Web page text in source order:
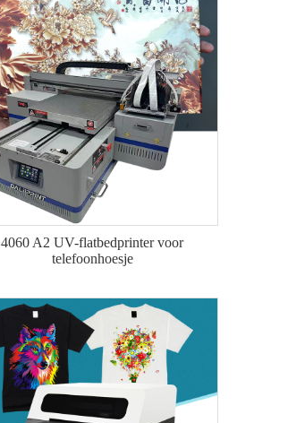
4060 A2 UV-flatbedprinter voor
telefoonhoesje